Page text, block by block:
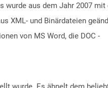
wurde aus dem Jahr 2007 mit
XML- und Binärdateien
von MS Word, die DOC -